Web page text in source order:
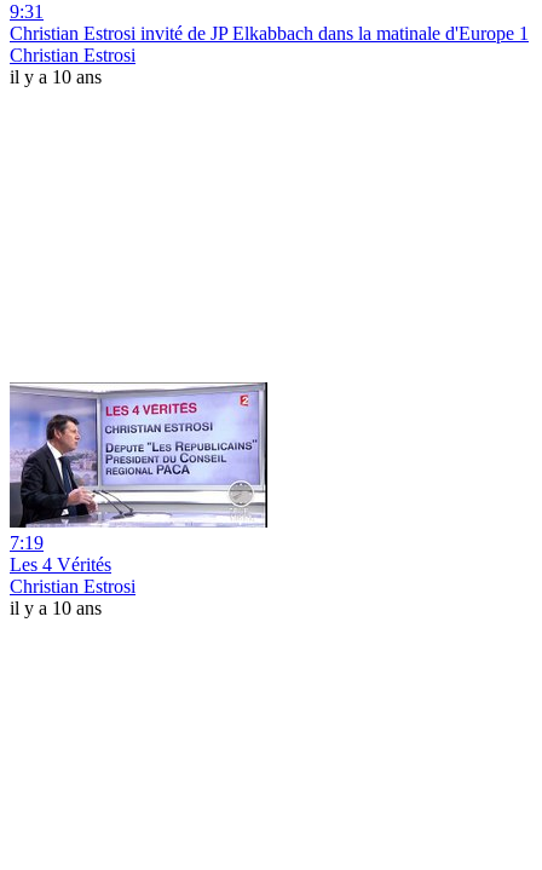
9:31
Christian Estrosi invité de JP Elkabbach dans la matinale d'Europe 1
Christian Estrosi
il y a 10 ans
7:19
Les 4 Vérités
Christian Estrosi
il y a 10 ans